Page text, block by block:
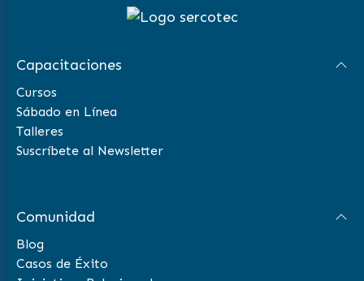
Capacitaciones
Cursos
Sábado en Línea
Talleres
Suscríbete al Newsletter
Comunidad
Blog
Casos de Éxito